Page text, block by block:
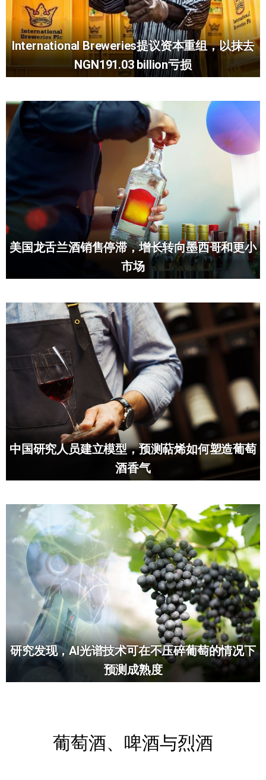
International Breweries提议资本重组，以抹去
NGN191.03 billion亏损
美国龙舌兰酒销售停滞，增长转向墨西哥和更小
市场
中国研究人员建立模型，预测萜烯如何塑造葡萄
酒香气
研究发现，AI光谱技术可在不压碎葡萄的情况下
预测成熟度
葡萄酒、啤酒与烈酒